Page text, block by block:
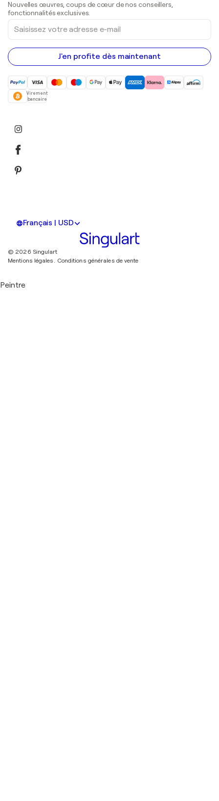
Peintures acryliques
Nouvelles œuvres, coups de cœur de nos conseillers,
fonctionnalités exclusives.
Saisissez
votre
adresse
e-
mail
J'en profite dès maintenant
Virement
bancaire
Français | USD
© 2026 Singulart
Mentions légales. Conditions générales de vente
Peintre